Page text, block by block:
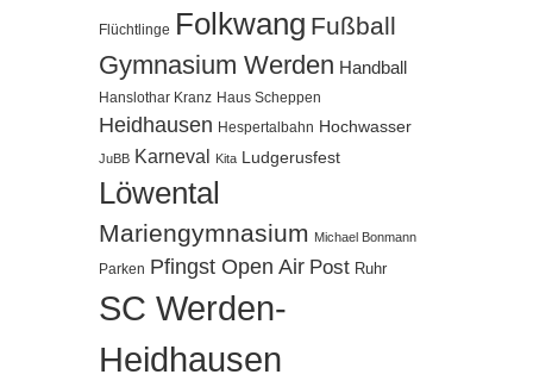
Flüchtlinge Folkwang Fußball
Gymnasium Werden Handball
Hanslothar Kranz Haus Scheppen
Heidhausen Hespertalbahn Hochwasser
JuBB Karneval Kita Ludgerusfest
Löwental
Mariengymnasium Michael Bonmann
Parken Pfingst Open Air Post Ruhr
SC Werden-
Heidhausen